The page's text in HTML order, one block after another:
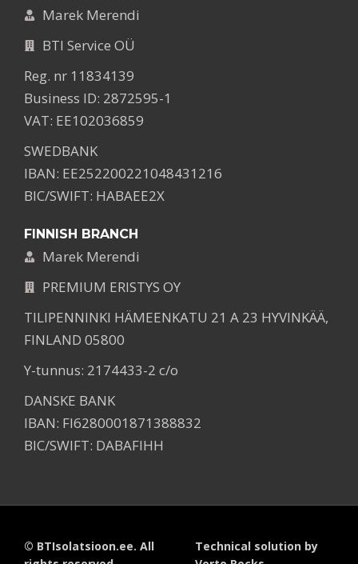
Marek Merendi
BTI Service OÜ
Reg. nr 11834139
Business ID: 2872595-1
VAT: EE102036859
SWEDBANK
IBAN: EE252200221048431216
BIC/SWIFT: HABAEE2X
FINNISH BRANCH
Marek Merendi
PREMIUM ERISTYS OY
TILIPENNINKI HÄMEENKATU 21 A 23 HYVINKÄÄ,
FINLAND 05800
Y-tunnus: 2174433-2 c/o
DANSKE BANK
IBAN: FI6280001871388832
BIC/SWIFT: DABAFIHH
© BTIsolatsioon.ee. All
Technical solution by